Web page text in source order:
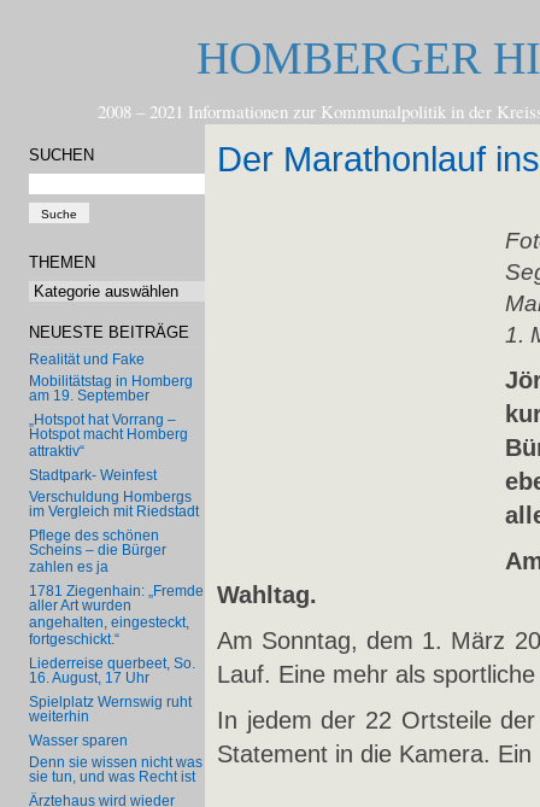
HOMBERGER
2008 – 2021 Informationen zur Kommunalpolitik in der
SUCHEN
THEMEN
Themen
NEUESTE BEITRÄGE
Realität und Fake
Mobilitätstag in Homberg
am 19. September
„Hotspot hat Vorrang –
Hotspot macht Homberg
attraktiv“
Stadtpark- Weinfest
Verschuldung Hombergs
im Vergleich mit Riedstadt
Pflege des schönen
Scheins – die Bürger
zahlen es ja
1781 Ziegenhain: „Fremde
aller Art wurden
angehalten, eingesteckt,
fortgeschickt.“
Liederreise querbeet, So.
16. August, 17 Uhr
Spielplatz Wernswig ruht
weiterhin
Wasser sparen
Denn sie wissen nicht was
sie tun, und was Recht ist
Ärztehaus wird wieder
Der Marathonlauf
1.
Wahltag.
Am Sonntag, dem 1. März
Lauf. Eine mehr als
In jedem der 22 Ortsteile
Statement in die Kamera.